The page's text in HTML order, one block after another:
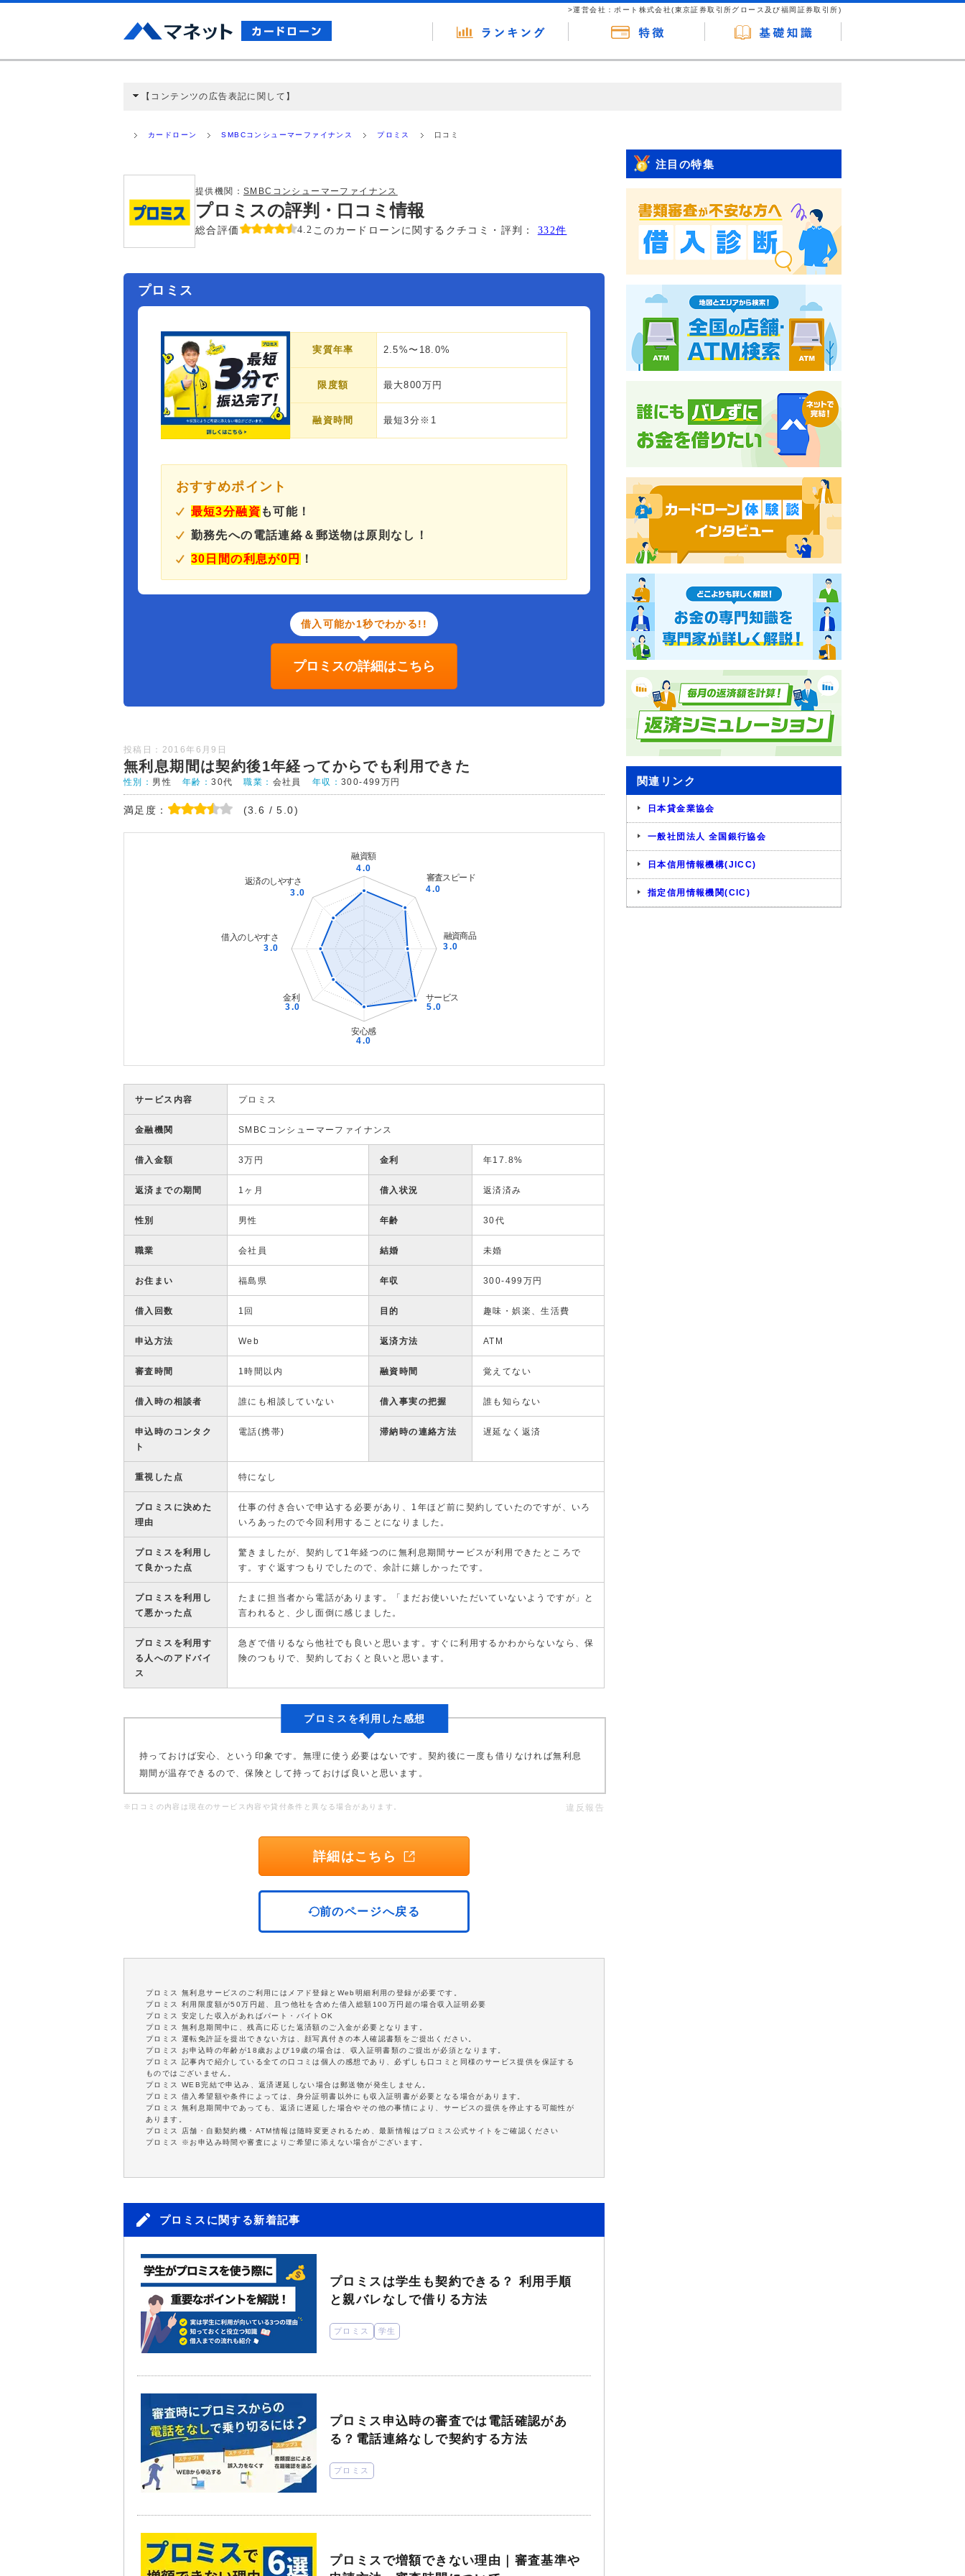
>運営会社：ポート株式会社(東京証券取引所グロース及び福岡証券取引所)
【コンテンツの広告表記に関して】
ミ収集などに基づき、公平性を担保した情報提供を行っています。
カードローン SMBCコンシューマーファイナンス プロミス 口コミ
提供機関： SMBCコンシューマーファイナンス
プロミスの評判・口コミ情報
総合評価 4.2 このカードローンに関するクチコミ・評判： 332件
プロミス
実質年率 2.5%〜18.0%
限度額 最大800万円
融資時間 最短3分※1
おすすめポイント
最短3分融資 も可能！
勤務先への電話連絡＆郵送物は原則なし！
30日間の利息が0円
！
借入可能か1秒でわかる!!
プロミスの詳細はこちら
投稿日：2016年6月9日
無利息期間は契約後1年経ってからでも利用できた
性別： 男性 年齢：30代 職業： 会社員 年収：300-499万円
満足度： (3.6 / 5.0)
サービス内容 プロミス
金融機関 SMBCコンシューマーファイナンス
借入金額 3万円 金利 年17.8%
返済までの期間 1ヶ月 借入状況 返済済み
性別 男性 年齢 30代
職業 会社員 結婚 未婚
お住まい 福島県 年収 300-499万円
借入回数 1回 目的 趣味・娯楽、生活費
申込方法 Web 返済方法 ATM
審査時間 1時間以内 融資時間 覚えてない
借入時の相談者 誰にも相談していない 借入事実の把握 誰も知らない
申込時のコンタク
ト
電話(携帯) 滞納時の連絡方法 遅延なく返済
重視した点 特になし
プロミスに決めた
理由
仕事の付き合いで申込する必要があり、1年ほど前に契約していたのですが、いろ
いろあったので今回利用することになりました。
プロミスを利用し
て良かった点
驚きましたが、契約して1年経つのに無利息期間サービスが利用できたところで
す。すぐ返すつもりでしたので、余計に嬉しかったです。
プロミスを利用し
て悪かった点
たまに担当者から電話があります。「まだお使いいただいていないようですが」と
言われると、少し面倒に感じました。
プロミスを利用す
る人へのアドバイ
ス
急ぎで借りるなら他社でも良いと思います。すぐに利用するかわからないなら、保
険のつもりで、契約しておくと良いと思います。
プロミスを利用した感想
持っておけば安心、という印象です。無理に使う必要はないです。契約後に一度も借りなければ無利息
期間が温存できるので、保険として持っておけば良いと思います。
※口コミの内容は現在のサービス内容や貸付条件と異なる場合があります。 違反報告
詳細はこちら
前のページへ戻る
プロミス 無利息サービスのご利用にはメアド登録とWeb明細利用の登録が必要です。
プロミス 利用限度額が50万円超、且つ他社を含めた借入総額100万円超の場合収入証明必要
プロミス 安定した収入があればパート・バイトOK
プロミス 無利息期間中に、残高に応じた返済額のご入金が必要となります。
プロミス 運転免許証を提出できない方は、顔写真付きの本人確認書類をご提出ください。
プロミス お申込時の年齢が18歳および19歳の場合は、収入証明書類のご提出が必須となります。
プロミス 記事内で紹介している全ての口コミは個人の感想であり、必ずしも口コミと同様のサービス提供を保証する
ものではございません。
プロミス WEB完結で申込み、返済遅延しない場合は郵送物が発生しません。
プロミス 借入希望額や条件によっては、身分証明書以外にも収入証明書が必要となる場合があります。
プロミス 無利息期間中であっても、返済に遅延した場合やその他の事情により、サービスの提供を停止する可能性が
あります。
プロミス 店舗・自動契約機・ATM情報は随時変更されるため、最新情報はプロミス公式サイトをご確認ください
プロミス ※お申込み時間や審査によりご希望に添えない場合がございます。
プロミスに関する新着記事
プロミスは学生も契約できる？ 利用手順
と親バレなしで借りる方法
プロミス 学生
プロミス申込時の審査では電話確認があ
る？電話連絡なしで契約する方法
プロミス
プロミスで増額できない理由｜審査基準や
注目の特集
関連リンク
日本貸金業協会
一般社団法人 全国銀行協会
日本信用情報機構(JICC)
指定信用情報機関(CIC)